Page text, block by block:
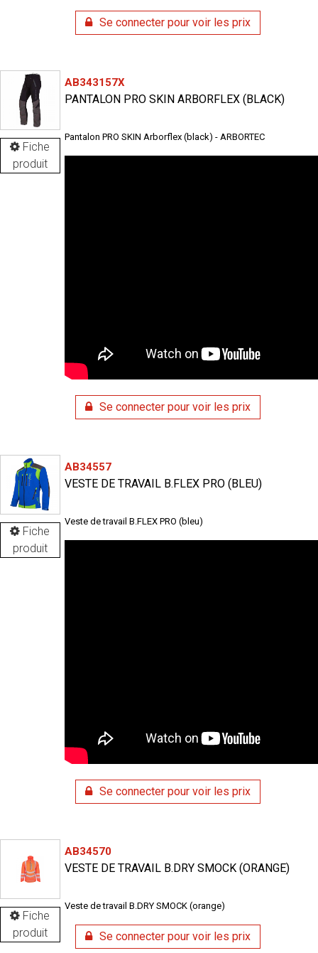
Se connecter pour voir les prix
Fiche
produit
AB343157X
PANTALON PRO SKIN ARBORFLEX (BLACK)
Pantalon PRO SKIN Arborflex (black) - ARBORTEC
Se connecter pour voir les prix
Fiche
produit
AB34557
VESTE DE TRAVAIL B.FLEX PRO (BLEU)
Veste de travail B.FLEX PRO (bleu)
Se connecter pour voir les prix
Fiche
produit
AB34570
VESTE DE TRAVAIL B.DRY SMOCK (ORANGE)
Veste de travail B.DRY SMOCK (orange)
Se connecter pour voir les prix